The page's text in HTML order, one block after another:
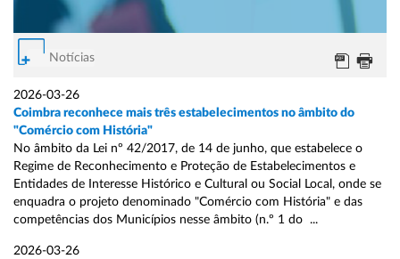
Notícias
2026-03-26
Coimbra reconhece mais três estabelecimentos no âmbito do
"Comércio com História"
No âmbito da Lei nº 42/2017, de 14 de junho, que estabelece o
Regime de Reconhecimento e Proteção de Estabelecimentos e
Entidades de Interesse Histórico e Cultural ou Social Local, onde se
enquadra o projeto denominado "Comércio com História" e das
competências dos Municípios nesse âmbito (n.º 1 do ...
2026-03-26